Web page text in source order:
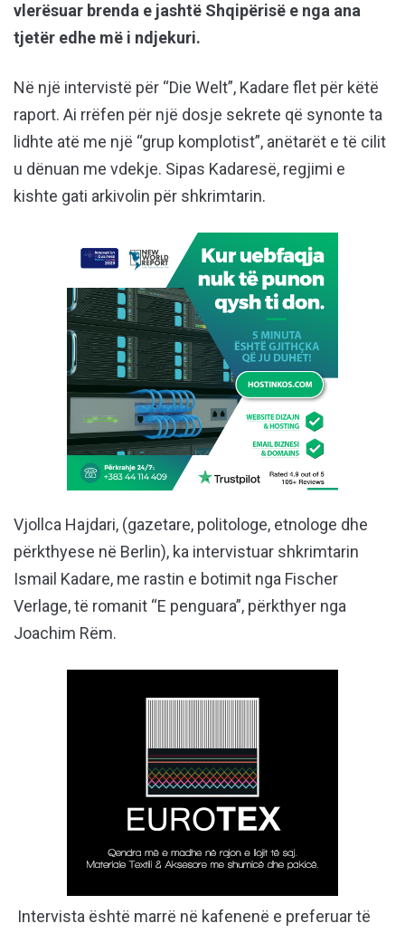
vlerësuar brenda e jashtë Shqipërisë e nga ana
tjetër edhe më i ndjekuri.
Në një intervistë për “Die Welt”, Kadare flet për këtë
raport. Ai rrëfen për një dosje sekrete që synonte ta
lidhte atë me një “grup komplotist”, anëtarët e të cilit
u dënuan me vdekje. Sipas Kadaresë, regjimi e
kishte gati arkivolin për shkrimtarin.
Vjollca Hajdari, (gazetare, politologe, etnologe dhe
përkthyese në Berlin), ka intervistuar shkrimtarin
Ismail Kadare, me rastin e botimit nga Fischer
Verlage, të romanit “E penguara”, përkthyer nga
Joachim Rëm.
Intervista është marrë në kafenenë e preferuar të